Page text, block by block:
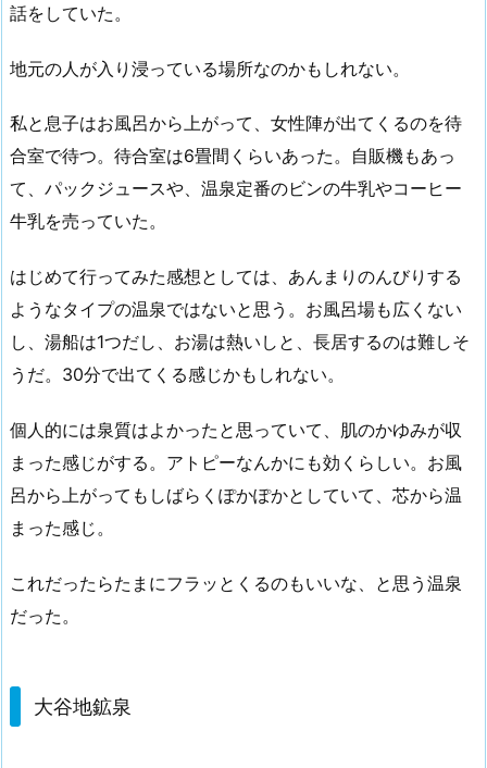
話をしていた。
地元の人が入り浸っている場所なのかもしれない。
私と息子はお風呂から上がって、女性陣が出てくるのを待
合室で待つ。待合室は6畳間くらいあった。自販機もあっ
て、パックジュースや、温泉定番のビンの牛乳やコーヒー
牛乳を売っていた。
はじめて行ってみた感想としては、あんまりのんびりする
ようなタイプの温泉ではないと思う。お風呂場も広くない
し、湯船は1つだし、お湯は熱いしと、長居するのは難しそ
うだ。30分で出てくる感じかもしれない。
個人的には泉質はよかったと思っていて、肌のかゆみが収
まった感じがする。アトピーなんかにも効くらしい。お風
呂から上がってもしばらくぽかぽかとしていて、芯から温
まった感じ。
これだったらたまにフラッとくるのもいいな、と思う温泉
だった。
大谷地鉱泉